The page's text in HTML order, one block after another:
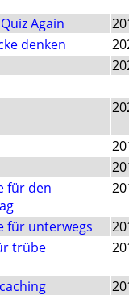
Again
denken
für den
für unterwegs
trübe